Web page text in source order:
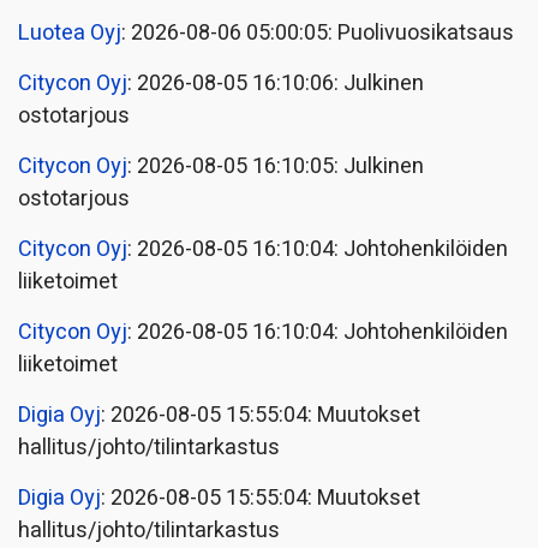
Luotea Oyj: 2026-08-06 05:00:05: Puolivuosikatsaus
Citycon Oyj: 2026-08-05 16:10:06: Julkinen
ostotarjous
Citycon Oyj: 2026-08-05 16:10:05: Julkinen
ostotarjous
Citycon Oyj: 2026-08-05 16:10:04: Johtohenkilöiden
liiketoimet
Citycon Oyj: 2026-08-05 16:10:04: Johtohenkilöiden
liiketoimet
Digia Oyj: 2026-08-05 15:55:04: Muutokset
hallitus/johto/tilintarkastus
Digia Oyj: 2026-08-05 15:55:04: Muutokset
hallitus/johto/tilintarkastus